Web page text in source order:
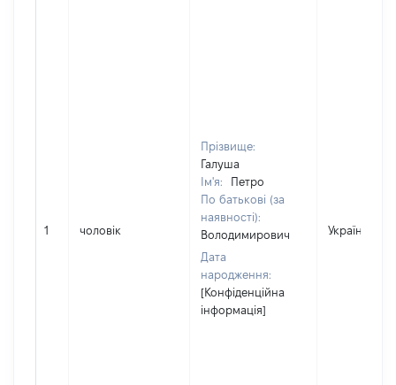
1 чоловік
Прізвище:
Галуша
Ім'я:
Петро
По батькові (за
наявності):
Володимирович
Дата
народження:
[Конфіденційна
інформація]
Україна